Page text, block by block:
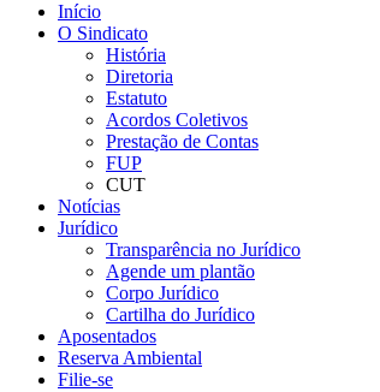
Início
O Sindicato
História
Diretoria
Estatuto
Acordos Coletivos
Prestação de Contas
FUP
CUT
Notícias
Jurídico
Transparência no Jurídico
Agende um plantão
Corpo Jurídico
Cartilha do Jurídico
Aposentados
Reserva Ambiental
Filie-se